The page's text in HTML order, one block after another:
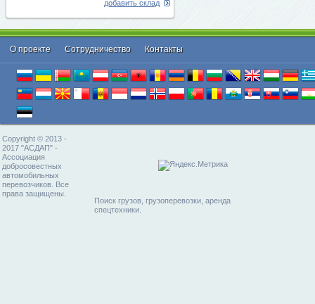
добавить склад
О проекте Cотрудничество Контакты
Copyright © 2013 -
2017 "АСДАП" -
Ассоциация
добросовестных
автомобильных
перевозчиков. Все
права защищены.
Поиск грузов, грузоперевозки, аренда
спецтехники.